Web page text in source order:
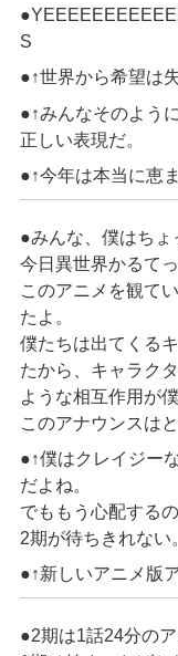
S
●↑世界から希望は
●↑みんなそのよう
正しい表現だ。
●↑今年は本当に恵
●みんな、僕はちょ
今日異世界かるて
このアニメを観て
たよ。
僕たちは出てくる
たから、キャラク
ような相互作用が
このアナウンスは
●↑僕はクレイジー
だよね。
でももう心配する
2期が待ちきれない
●↑新しいアニメ版
●2期は1話24分の